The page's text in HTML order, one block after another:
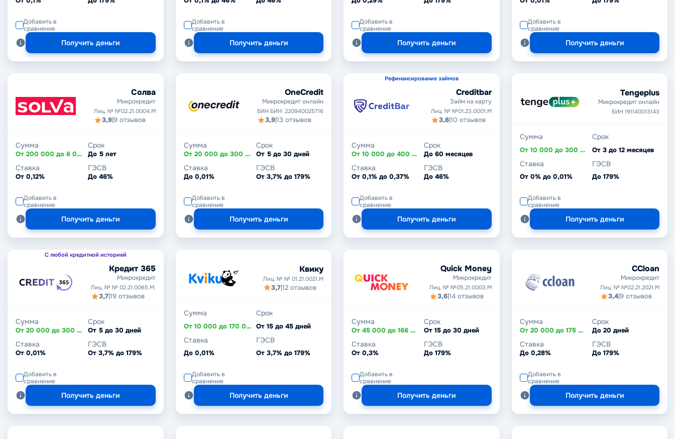
Добавить в
сравнение
Получить деньги
Добавить в
сравнение
Получить деньги
Добавить в
сравнение
Получить деньги
Добавить в
сравнение
Получить деньги
Солва
Микрокредит
Лиц. № №02.21.0004.М
3,9|9 отзывов
Сумма
От 200 000 до 6 000 000 ₸
Срок
До 5 лет
Ставка
От 0,12%
ГЭСВ
До 46%
Добавить в
сравнение
Получить деньги
OneCredit
Микрокредит онлайн
БИН БИН: 220940025716
3,9|13 отзывов
Сумма
От 20 000 до 300 000 ₸
Срок
От 5 до 30 дней
Ставка
До 0,01%
ГЭСВ
От 3,7% до 179%
Добавить в
сравнение
Получить деньги
Рефинансирование займов
Creditbar
Займ на карту
Лиц. № №01.23.0001.M
3,8|10 отзывов
Сумма
От 10 000 до 400 000 ₸
Срок
До 60 месяцев
Ставка
От 0,1% до 0,37%
ГЭСВ
До 46%
Добавить в
сравнение
Получить деньги
Tengeplus
Микрокредит онлайн
БИН 191140013143
Сумма
От 10 000 до 300 000 ₸
Срок
От 3 до 12 месяцев
Ставка
От 0% до 0,01%
ГЭСВ
До 179%
Добавить в
сравнение
Получить деньги
С любой кредитной историей
Кредит 365
Микрокредит
Лиц. № № 02.21.0065.M.
3,7|19 отзывов
Сумма
От 20 000 до 300 000 ₸
Срок
От 5 до 30 дней
Ставка
От 0,01%
ГЭСВ
От 3,7% до 179%
Добавить в
сравнение
Получить деньги
Квику
Лиц. № № 01.21.0021.M
3,7|12 отзывов
Сумма
От 10 000 до 170 000 ₸
Срок
От 15 до 45 дней
Ставка
До 0,01%
ГЭСВ
От 3,7% до 179%
Добавить в
сравнение
Получить деньги
Quick Money
Микрокредит
Лиц. № №05.21.0003.М
3,6|14 отзывов
Сумма
От 45 000 до 166 000 ₸
Срок
От 15 до 30 дней
Ставка
От 0,3%
ГЭСВ
До 179%
Добавить в
сравнение
Получить деньги
CCloan
Микрокредит
Лиц. № №02.21.2021.М
3,4|9 отзывов
Сумма
От 20 000 до 175 000 ₸
Срок
До 20 дней
Ставка
До 0,28%
ГЭСВ
До 179%
Добавить в
сравнение
Получить деньги